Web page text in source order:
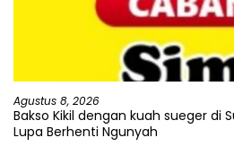
Agustus 8, 2026
Bakso Kikil dengan kuah sueger di
Lupa Berhenti Ngunyah